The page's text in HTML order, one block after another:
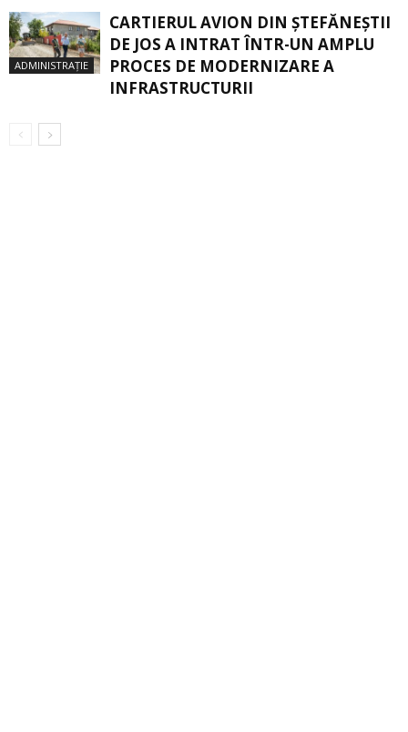
ADMINISTRAȚIE
CARTIERUL AVION DIN ŞTEFĂNEŞTII
DE JOS A INTRAT ÎNTR-UN AMPLU
PROCES DE MODERNIZARE A
INFRASTRUCTURII